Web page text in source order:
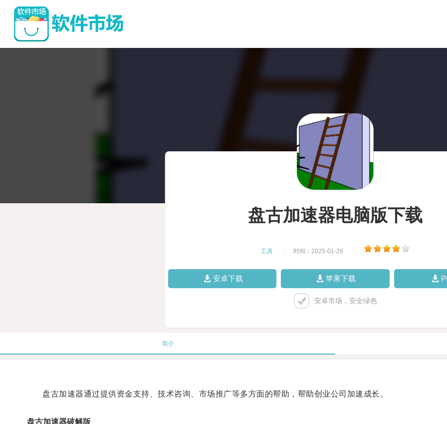
盘古加速器电脑版下载
工具 时间：2025-01-26
安卓下载 苹果下载
安卓市场，安全绿色
简介
盘古加速器通过提供资金支持、技术咨询、市场推广等多方面的帮助，帮助创业公司加速成长。
盘古加速器破解版